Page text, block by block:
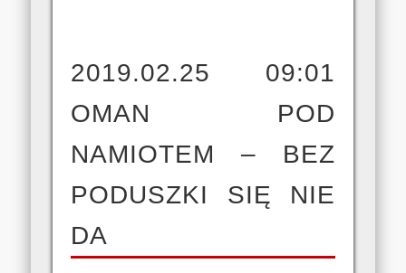
2019.02.25 09:01
OMAN POD
NAMIOTEM – BEZ
PODUSZKI SIĘ NIE
DA